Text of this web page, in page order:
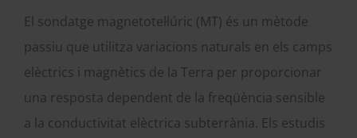
El sondatge magnetotel·lúric (MT) és un mètode
passiu que utilitza variacions naturals en els camps
elèctrics i magnètics de la Terra per proporcionar
una resposta dependent de la freqüència sensible
a la conductivitat elèctrica subterrània. Els estudis